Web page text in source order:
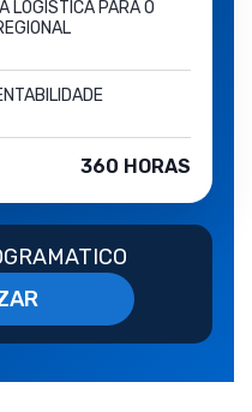
LOGÍSTICA PARA O
360 HORAS